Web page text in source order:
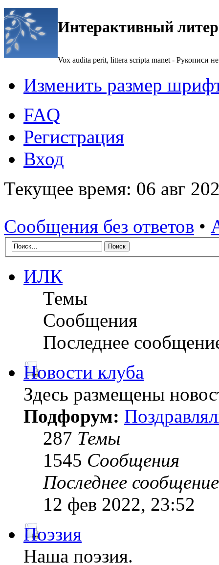
Интерактивный
Vox audita perit, littera scripta manet - Рукописи не
Изменить размер
FAQ
Регистрация
Вход
Текущее время: 06 авг
Сообщения без ответов •
ИЛК
Темы
Сообщения
Последнее
Новости клуба
Здесь размещены
Подфорум:
287 Темы
1545 Сообщения
Последнее сообщение
12 фев 2022, 23:52
Поэзия
Наша поэзия.